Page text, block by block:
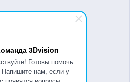
3Dvision
Готовы помочь
нам, если у